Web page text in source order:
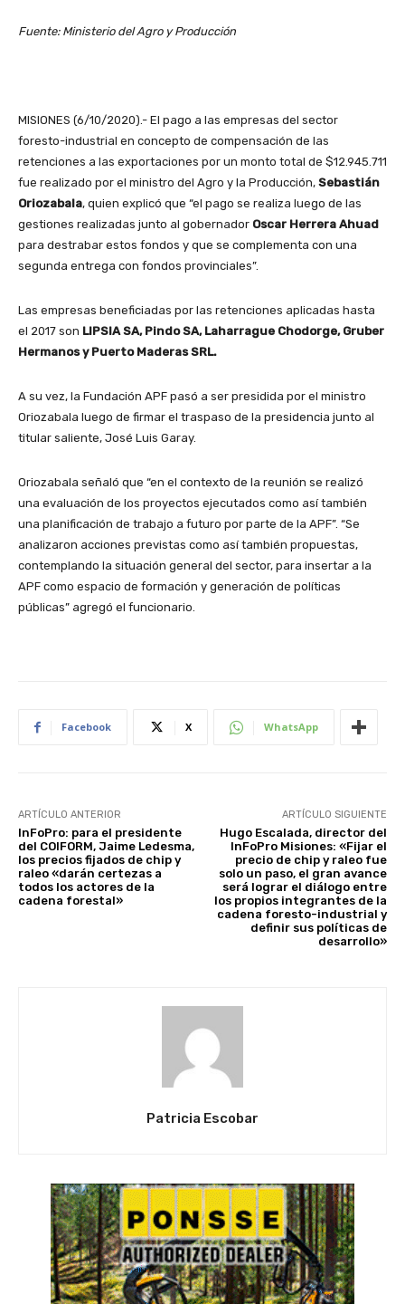
Fuente: Ministerio del Agro y Producción
MISIONES (6/10/2020).- El pago a las empresas del sector
foresto-industrial en concepto de compensación de las
retenciones a las exportaciones por un monto total de $12.945.711
fue realizado por el ministro del Agro y la Producción, Sebastián
Oriozabala, quien explicó que “el pago se realiza luego de las
gestiones realizadas junto al gobernador Oscar Herrera Ahuad
para destrabar estos fondos y que se complementa con una
segunda entrega con fondos provinciales”.
Las empresas beneficiadas por las retenciones aplicadas hasta
el 2017 son LIPSIA SA, Pindo SA, Laharrague Chodorge, Gruber
Hermanos y Puerto Maderas SRL.
A su vez, la Fundación APF pasó a ser presidida por el ministro
Oriozabala luego de firmar el traspaso de la presidencia junto al
titular saliente, José Luis Garay.
Oriozabala señaló que “en el contexto de la reunión se realizó
una evaluación de los proyectos ejecutados como así también
una planificación de trabajo a futuro por parte de la APF”. “Se
analizaron acciones previstas como así también propuestas,
contemplando la situación general del sector, para insertar a la
APF como espacio de formación y generación de políticas
públicas” agregó el funcionario.
Facebook X WhatsApp
ARTÍCULO ANTERIOR
InFoPro: para el presidente
del COIFORM, Jaime Ledesma,
los precios fijados de chip y
raleo «darán certezas a
todos los actores de la
cadena forestal»
ARTÍCULO SIGUIENTE
Hugo Escalada, director del
InFoPro Misiones: «Fijar el
precio de chip y raleo fue
solo un paso, el gran avance
será lograr el diálogo entre
los propios integrantes de la
cadena foresto-industrial y
definir sus políticas de
desarrollo»
Patricia Escobar